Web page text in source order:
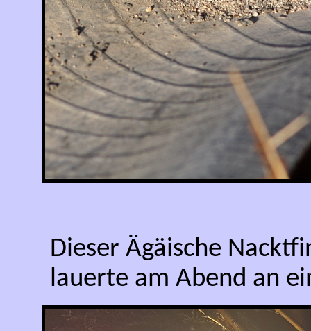
Dieser Ägäische
lauerte am Abend an